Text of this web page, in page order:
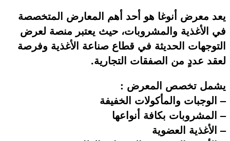
يعد معرض أنوغا هو أحد أهم المعارض المتخصصة
في الأغذية والمشروبات، حيث يعتبر منصة لعرض
التوجهات الحديثة في قطاع صناعة الأغذية وفرصة
لعقد عددٍ من الصفقات التجارية.
يشمل تخصص المعرض :
– الوجبات والمأكولات الخفيفة
– المشروبات بكافة أنواعها
– الأغذية العضوية